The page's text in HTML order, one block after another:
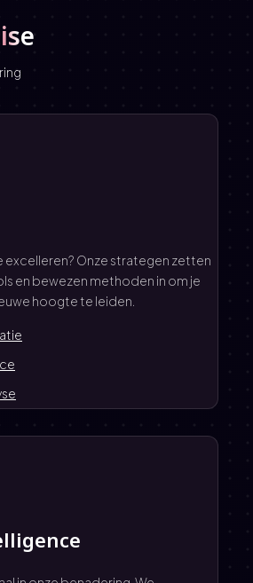
excelleren? Onze strategen zetten
en bewezen methoden in om je
hoogte te leiden.